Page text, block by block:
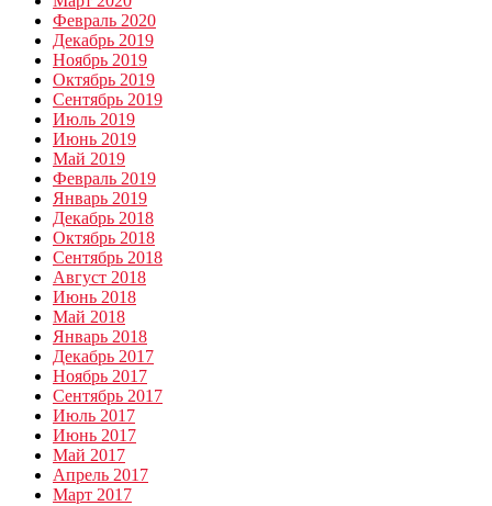
Февраль 2020
Декабрь 2019
Ноябрь 2019
Октябрь 2019
Сентябрь 2019
Июль 2019
Июнь 2019
Май 2019
Февраль 2019
Январь 2019
Декабрь 2018
Октябрь 2018
Сентябрь 2018
Август 2018
Июнь 2018
Май 2018
Январь 2018
Декабрь 2017
Ноябрь 2017
Сентябрь 2017
Июль 2017
Июнь 2017
Май 2017
Апрель 2017
Март 2017